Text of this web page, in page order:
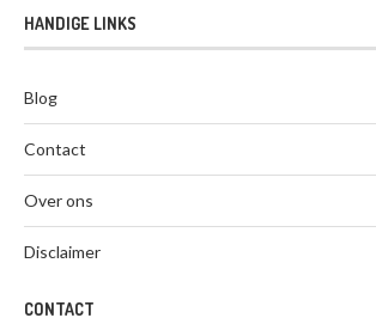
HANDIGE LINKS
Blog
Contact
Over ons
Disclaimer
CONTACT